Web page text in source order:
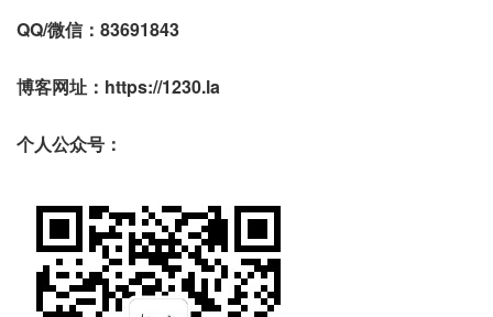
QQ/微信：83691843
博客网址：https://1230.la
个人公众号：